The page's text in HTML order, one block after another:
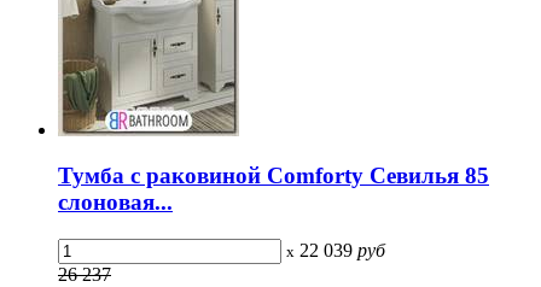
Тумба с раковиной Comforty Севилья 85
слоновая...
x 22 039 руб
26 237